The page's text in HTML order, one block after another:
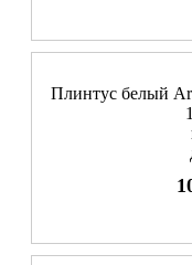
Плинтус белый